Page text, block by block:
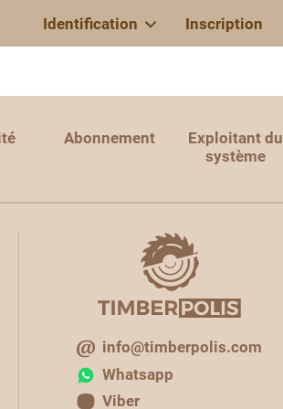
Identification Inscription
Abonnement
Exploitant du
système
info@timberpolis.com
Whatsapp
Viber